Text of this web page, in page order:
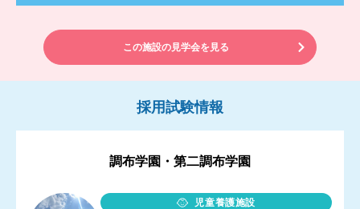
この施設の見学会を見る
採用試験情報
調布学園・第二調布学園
児童養護施設